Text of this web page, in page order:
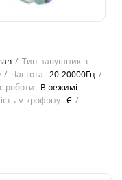
Тип навушників
Частота 20-20000Гц
роботи
В режимі
мікрофону Є